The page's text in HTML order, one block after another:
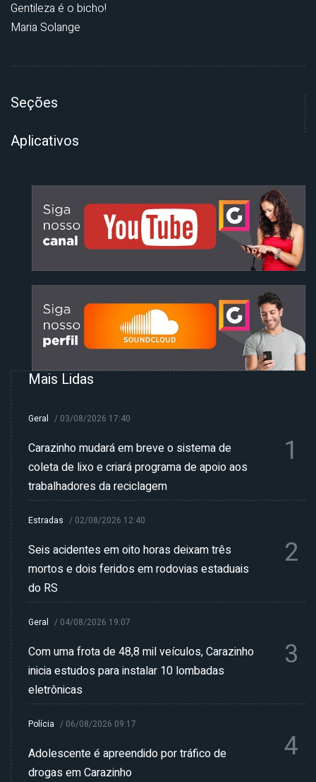
Gentileza é o bicho!
Maria Solange
Seções
Aplicativos
Mais Lidas
Geral / 03/08/2026 17:40
Carazinho mudará em breve o sistema de
coleta de lixo e criará programa de apoio aos
trabalhadores da reciclagem
1
Estradas / 02/08/2026 12:40
Seis acidentes em oito horas deixam três
mortos e dois feridos em rodovias estaduais
do RS
2
Geral / 04/08/2026 19:07
Com uma frota de 48,8 mil veículos, Carazinho
inicia estudos para instalar 10 lombadas
eletrônicas
3
Polícia / 06/08/2026 09:17
Adolescente é apreendido por tráfico de
drogas em Carazinho
4